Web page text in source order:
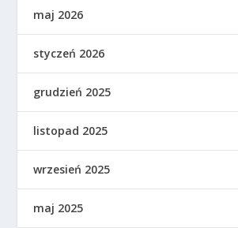
maj 2026
styczeń 2026
grudzień 2025
listopad 2025
wrzesień 2025
maj 2025